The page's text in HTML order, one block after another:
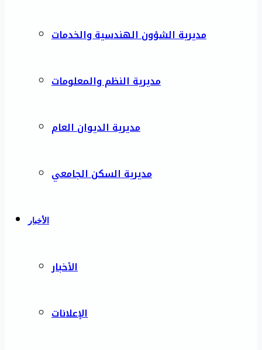
مديرية الشؤون الهندسية والخدمات
مديرية النظم والمعلومات
مديرية الديوان العام
مديرية السكن الجامعي
الأخبار
الأخبار
الإعلانات